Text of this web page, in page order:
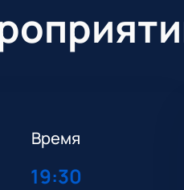
Время
19:30